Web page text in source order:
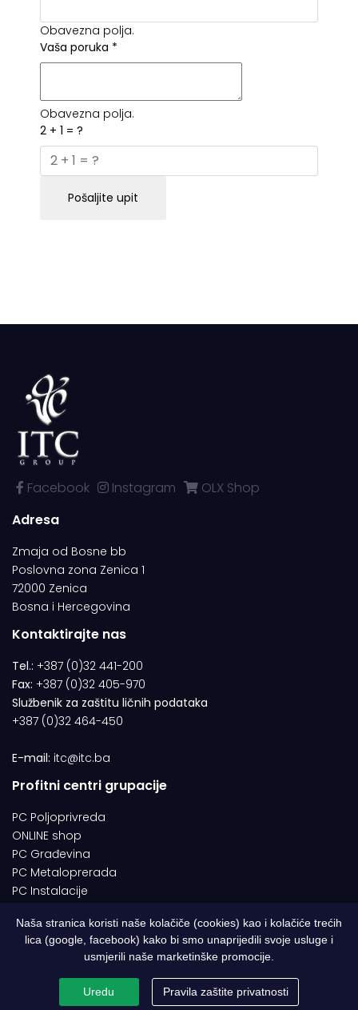
Obavezna polja.
Vaša poruka *
Obavezna polja.
2 + 1 = ?
Pošaljite upit
Facebook Instagram
OLX Shop
Adresa
Zmaja od Bosne bb
Poslovna zona Zenica 1
72000 Zenica
Bosna i Hercegovina
Kontaktirajte nas
Tel.: +387 (0)32 441-200
Fax: +387 (0)32 405-970
Službenik za zaštitu ličnih podataka
+387 (0)32 464-450
E-mail: itc@itc.ba
Profitni centri grupacije
PC Poljoprivreda
ONLINE shop
PC Građevina
PC Metaloprerada
PC Instalacije
© 1994-2026 | ITC d.o.o. Zenica. Sva prava pridržana | Designed by
Pravila o zaštiti privatnosti
Naša stranica koristi naše kolačiče (cookies) kao i kolačiće trećih
lica (google, facebook) kako bi smo unaprijedili svoje usluge i
usmjerili naše marketinške promocije.
Uredu Pravila zaštite privatnosti